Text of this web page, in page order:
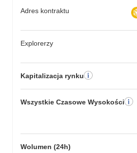
Adres kontraktu
Explorerzy
Kapitalizacja rynku
Wszystkie Czasowe Wysokości
Wolumen (24h)